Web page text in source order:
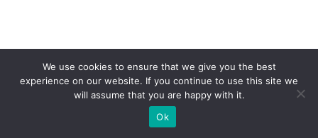
We use cookies to ensure that we give you the best
experience on our website. If you continue to use this site we
will assume that you are happy with it.
Ok